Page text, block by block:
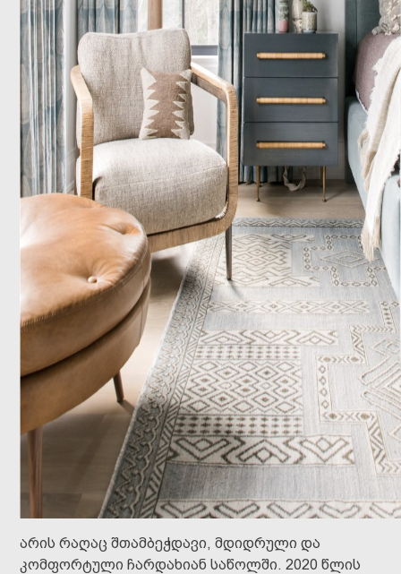
არის რაღაც შთამბეჭდავი, მდიდრული და
კომფორტული ჩარდახიან საწოლში. 2020 წლის